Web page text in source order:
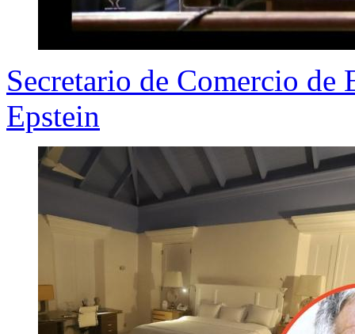
Secretario de Comercio de
Epstein